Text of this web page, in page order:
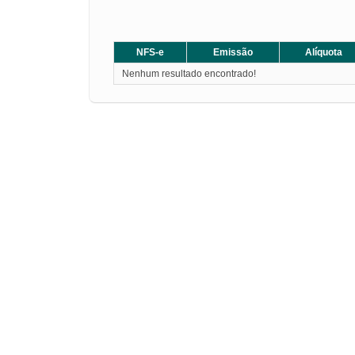
NFS-e Emissão Alíquota
Nenhum resultado encontrado!